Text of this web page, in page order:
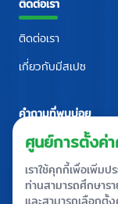
ติดต่อเรา
ติดต่อเรา
เกี่ยวกับมีสเปซ
คำถามที่พบบ่อย
ศูนย์ติดต่อ
+66 2710 4088